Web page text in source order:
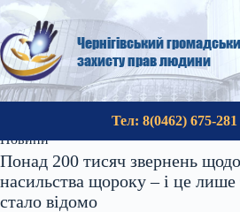
Перейти
до
вмісту
Чернігівський
захисту прав людини
Тел: 8(0462) 675-281
Новини
Понад 200 тисяч звернень
насильства щороку – і це лише
стало відомо